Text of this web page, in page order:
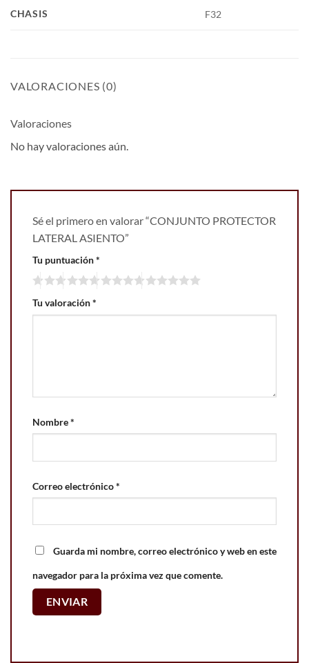
CHASIS F32
VALORACIONES (0)
Valoraciones
No hay valoraciones aún.
Sé el primero en valorar “CONJUNTO PROTECTOR
LATERAL ASIENTO”
Tu puntuación*
Tu valoración*
Nombre*
Correo electrónico*
Guarda mi nombre, correo electrónico y web en este
navegador para la próxima vez que comente.